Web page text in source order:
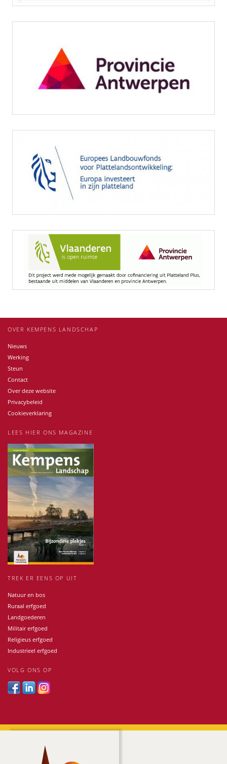
OVER KEMPENS LANDSCHAP
Nieuws
Werking
Steun
Contact
Over deze website
Privacybeleid
Cookieverklaring
LEES HIER ONS MAGAZINE
TREK ER EENS OP UIT
Natuur en bos
Ruraal erfgoed
Landgoederen
Militair erfgoed
Religieus erfgoed
Industrieel erfgoed
VOLG ONS OP